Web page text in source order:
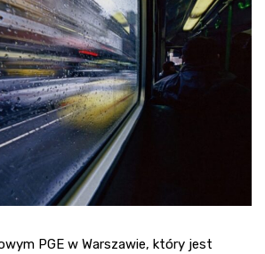
PGE w Warszawie, który jest